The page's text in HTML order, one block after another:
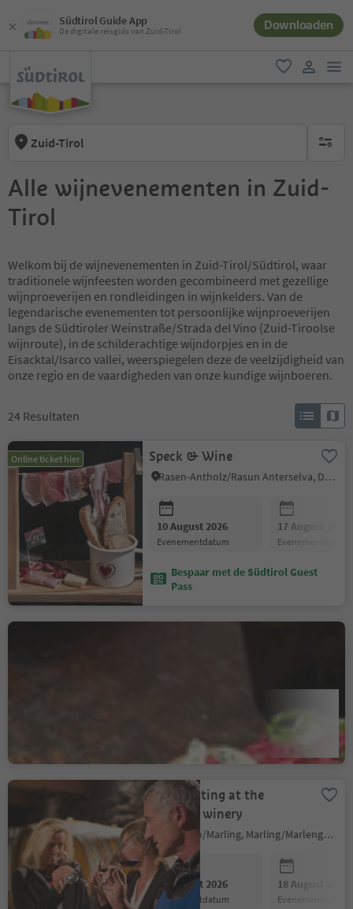
Südtirol Guide App
De digitale reisgids van Zuid-Tirol Downloaden
favoriet
Zuid-Tirol geen
Alle wijnevenementen in Zuid-
Tirol
Welkom bij de wijnevenementen in Zuid-Tirol/Südtirol, waar
traditionele wijnfeesten worden gecombineerd met gezellige
wijnproeverijen en rondleidingen in wijnkelders. Van de
legendarische evenementen tot persoonlijke wijnproeverijen
langs de Südtiroler Weinstraße/Strada del Vino (Zuid-Tiroolse
wijnroute), in de schilderachtige wijndorpjes en in de
Eisacktal/Isarco vallei, weerspiegelen deze de veelzijdigheid van
onze regio en de vaardigheden van onze kundige wijnboeren.
24 Resultaten
Online ticket hier Speck & Wine
Rasen-Antholz/Rasun Anterselva, Dolomites Region Kronplatz/Plan de Corones
10 August 2026
evenementdatum
17 August 2026
evenementdatum
Bespaar met de Südtirol Guest
Pass
evenementdatum
18 August 2026
Wine tasting at the
Popphof winery
Marlengo/Marling, Marling/Marlengo, Meran/Merano and environs
11 August 2026
evenementdatum
18 August 2026
evenementdatum